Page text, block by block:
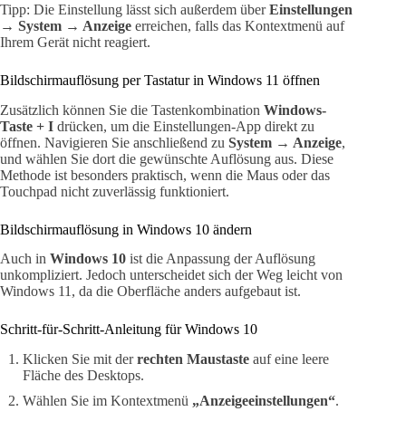
Tipp: Die Einstellung lässt sich außerdem überEinstellungen
→ System → Anzeige erreichen, falls das Kontextmenü auf
Ihrem Gerät nicht reagiert.
Bildschirmauflösung per Tastatur in Windows 11 öffnen
Zusätzlich können Sie die Tastenkombination Windows-
Taste + I drücken, um die Einstellungen-App direkt zu
öffnen. Navigieren Sie anschließend zu System → Anzeige,
und wählen Sie dort die gewünschte Auflösung aus. Diese
Methode ist besonders praktisch, wenn die Maus oder das
Touchpad nicht zuverlässig funktioniert.
Bildschirmauflösung in Windows 10 ändern
Auch in Windows 10 ist die Anpassung der Auflösung
unkompliziert. Jedoch unterscheidet sich der Weg leicht von
Windows 11, da die Oberfläche anders aufgebaut ist.
Schritt-für-Schritt-Anleitung für Windows 10
Klicken Sie mit derrechten Maustaste auf eine leere
Fläche des Desktops.
Wählen Sie im Kontextmenü „Anzeigeeinstellungen“.